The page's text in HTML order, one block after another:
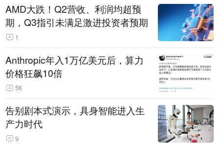
AMD大跌！Q2营收、利润均超预
期，Q3指引未满足激进投资者预期
1
Anthropic年入1万亿美元后，算力
价格狂飙10倍
56
告别剧本式演示，具身智能进入生
产力时代
9